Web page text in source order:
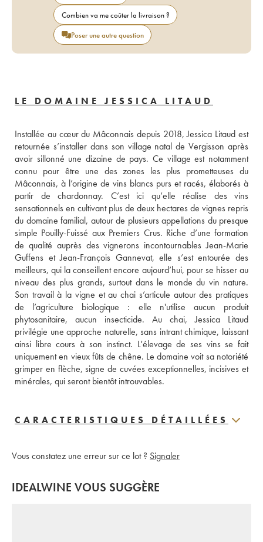
Combien va me coûter la livraison ?
Poser une autre question
LE DOMAINE JESSICA LITAUD
Installée au cœur du Mâconnais depuis 2018, Jessica Litaud est
retournée s’installer dans son village natal de Vergisson après
avoir sillonné une dizaine de pays. Ce village est notamment
connu pour être une des zones les plus prometteuses du
Mâconnais, à l’origine de vins blancs purs et racés, élaborés à
partir de chardonnay. C’est ici qu’elle réalise des vins
sensationnels en cultivant plus de deux hectares de vignes repris
du domaine familial, autour de plusieurs appellations du presque
simple Pouilly-Fuissé aux Premiers Crus. Riche d’une formation
de qualité auprès des vignerons incontournables Jean-Marie
Guffens et Jean-François Gannevat, elle s’est entourée des
meilleurs, qui la conseillent encore aujourd’hui, pour se hisser au
niveau des plus grands, surtout dans le monde du vin nature.
Son travail à la vigne et au chai s’articule autour des pratiques
de l’agriculture biologique : elle n'utilise aucun produit
phytosanitaire, aucun insecticide. Au chai, Jessica Litaud
privilégie une approche naturelle, sans intrant chimique, laissant
ainsi libre cours à son instinct. L'élevage de ses vins se fait
uniquement en vieux fûts de chêne. Le domaine voit sa notoriété
grimper en flèche, signe de cuvées exceptionnelles, incisives et
minérales, qui seront bientôt introuvables.
CARACTERISTIQUES DÉTAILLÉES
Vous constatez une erreur sur ce lot ? Signaler
IDEALWINE VOUS SUGGÈRE